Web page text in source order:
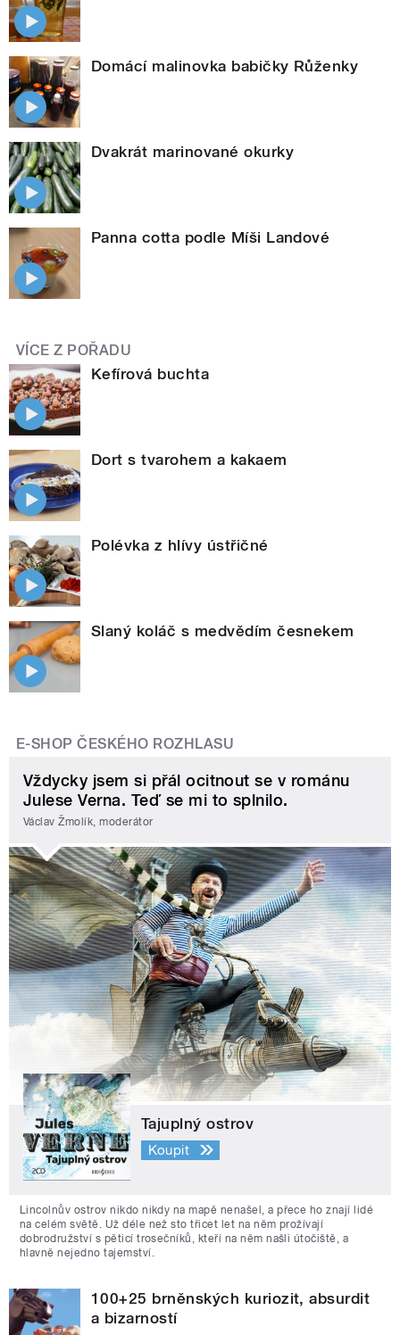
Domácí malinovka babičky Růženky
Dvakrát marinované okurky
Panna cotta podle Míši Landové
VÍCE Z POŘADU
Kefírová buchta
Dort s tvarohem a kakaem
Polévka z hlívy ústřičné
Slaný koláč s medvědím česnekem
E-SHOP ČESKÉHO ROZHLASU
Vždycky jsem si přál ocitnout se v románu
Julese Verna. Teď se mi to splnilo.
Václav Žmolík, moderátor
Tajuplný ostrov
Koupit
Lincolnův ostrov nikdo nikdy na mapě nenašel, a přece ho znají lidé
na celém světě. Už déle než sto třicet let na něm prožívají
dobrodružství s pěticí trosečníků, kteří na něm našli útočiště, a
hlavně nejedno tajemství.
100+25 brněnských kuriozit, absurdit
a bizarností